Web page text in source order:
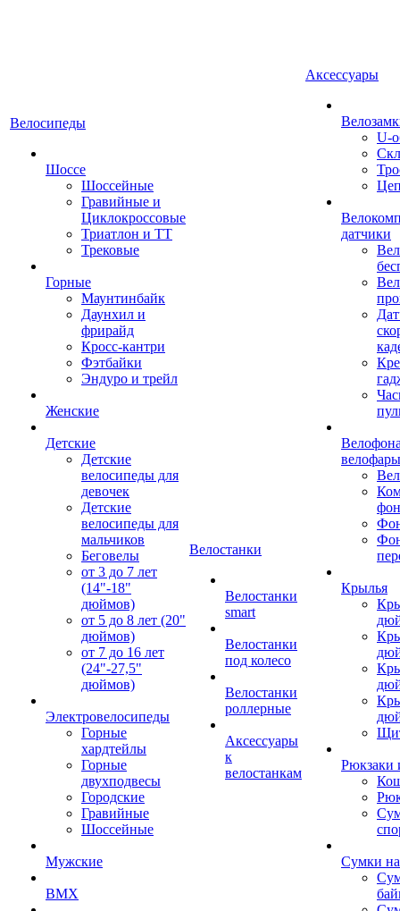
Велосипеды
Шоссе
Шоссейные
Гравийные и
Циклокроссовые
Триатлон и ТТ
Трековые
Горные
Маунтинбайк
Даунхил и
фрирайд
Кросс-кантри
Фэтбайки
Эндуро и трейл
Женские
Детские
Детские
велосипеды для
девочек
Детские
велосипеды для
мальчиков
Беговелы
от 3 до 7 лет
(14"-18"
дюймов)
от 5 до 8 лет (20"
дюймов)
от 7 до 16 лет
(24"-27,5"
дюймов)
Электровелосипеды
Горные
хардтейлы
Горные
двухподвесы
Городские
Гравийные
Шоссейные
Мужские
BMX
Велостанки
Велостанки
smart
Велостанки
под колесо
Велостанки
роллерные
Аксессуары
к
велостанкам
Аксессуары
U-
датчики
велофары
Крылья
Рюкзаки
Сумки